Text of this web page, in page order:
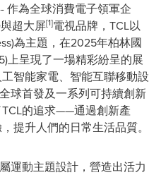
作為全球消費電子領軍企
超大屏[1]電視品牌，TCL以
為主題，在2025年柏林國
上呈現了一場精彩紛呈的展
智能家電、智能互聯移動設
球首發及一系列可持續創新
的追求——通過創新產
提升人們的日常生活品質。
運動主題設計，營造出活力